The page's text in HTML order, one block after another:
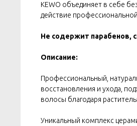
KEWO объединяет в себе
действие
Не содержит парабенов,
Описание:
Профессиональный,
восстановления и ухода,
волосы благодаря
Уникальный комплекс